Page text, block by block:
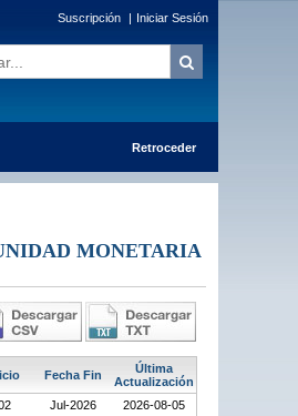
Suscripción | Iniciar Sesión
Retroceder
MONETARIA
Fecha Fin
Última
Actualización
Jul-2026
2026-08-05